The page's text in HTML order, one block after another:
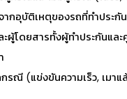
กอุบัติเหตุของรถที่ทำประกัน
ผู้โดยสารทั้งผู้ทำประกันแล
ณี (แข่งขันความเร็ว, เมาแ